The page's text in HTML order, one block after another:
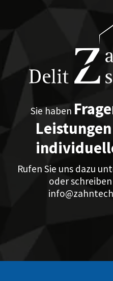
Sie haben
Leistungen
Rufen Sie uns dazu
oder